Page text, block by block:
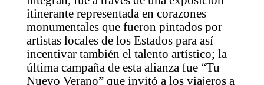
itinerante representada en corazones
monumentales que fueron pintados por
artistas locales de los Estados para así
incentivar también el talento artístico; la
última campaña de esta alianza fue “Tu
Nuevo Verano” que invitó a los viajeros a